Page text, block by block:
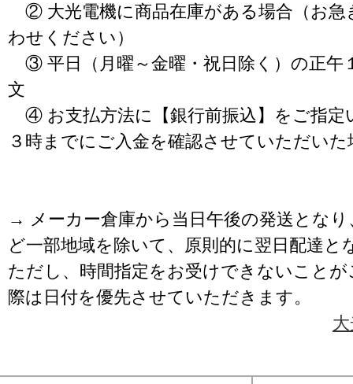
② 大光電機に商品在庫がある場合（お急
わせください）
③ 平日（月曜～金曜・祝日除く）の正午
文
④ お支払方法に【銀行前振込】をご指定
３時までにご入金を確認させていただいた
→ メーカー倉庫から当日午後の発送となり
ど一部地域を除いて、原則的に翌日配達と
ただし、時間指定をお受けできないこと
際は日付を優先させていただきます。